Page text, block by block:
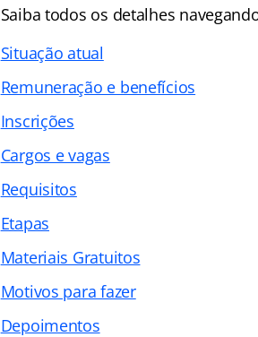
Saiba todos os detalhes
Situação atual
Remuneração e benefícios
Inscrições
Cargos e vagas
Requisitos
Etapas
Materiais Gratuitos
Motivos para fazer
Depoimentos